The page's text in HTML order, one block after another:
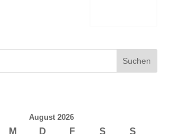
August 2026
M D F S
S